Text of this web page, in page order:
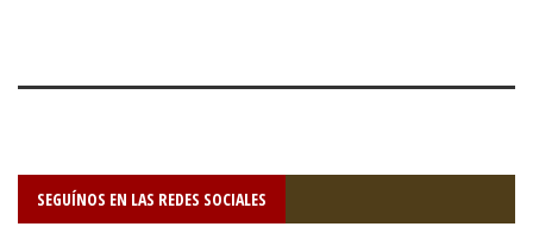
SEGUÍNOS EN LAS REDES SOCIALES